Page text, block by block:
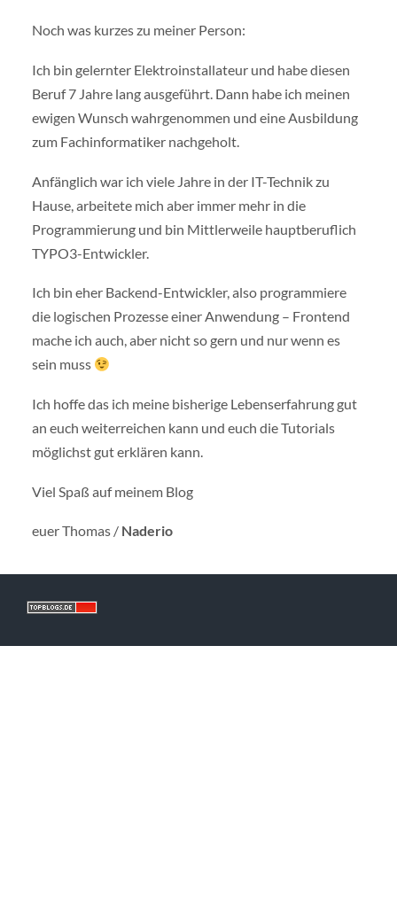
Noch was kurzes zu meiner Person:
Ich bin gelernter Elektroinstallateur und habe diesen
Beruf 7 Jahre lang ausgeführt. Dann habe ich meinen
ewigen Wunsch wahrgenommen und eine Ausbildung
zum Fachinformatiker nachgeholt.
Anfänglich war ich viele Jahre in der IT-Technik zu
Hause, arbeitete mich aber immer mehr in die
Programmierung und bin Mittlerweile hauptberuflich
TYPO3-Entwickler.
Ich bin eher Backend-Entwickler, also programmiere
die logischen Prozesse einer Anwendung – Frontend
mache ich auch, aber nicht so gern und nur wenn es
sein muss
Ich hoffe das ich meine bisherige Lebenserfahrung gut
an euch weiterreichen kann und euch die Tutorials
möglichst gut erklären kann.
Viel Spaß auf meinem Blog
euer Thomas / Naderio